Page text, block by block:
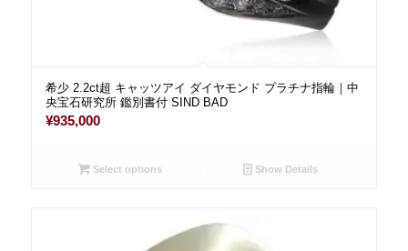
希少 2.2ct超 キャッツアイ ダイヤモンド プラチナ指輪｜中
央宝石研究所 鑑別書付 SIND BAD
¥935,000
Select options Show Details